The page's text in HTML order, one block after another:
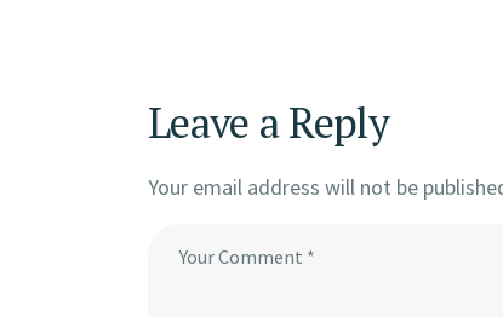
Leave a Reply
Your email address will not be